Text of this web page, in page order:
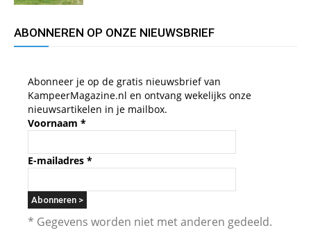
ABONNEREN OP ONZE NIEUWSBRIEF
Abonneer je op de gratis nieuwsbrief van
KampeerMagazine.nl en ontvang wekelijks onze
nieuwsartikelen in je mailbox.
Voornaam *
E-mailadres *
* Gegevens worden niet met anderen gedeeld.